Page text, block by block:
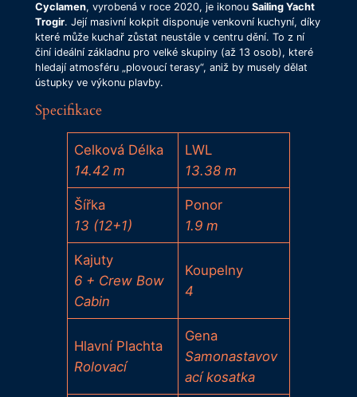
Cyclamen, vyrobená v roce 2020, je ikonou Sailing Yacht
Trogir. Její masivní kokpit disponuje venkovní kuchyní, díky
které může kuchař zůstat neustále v centru dění. To z ní
činí ideální základnu pro velké skupiny (až 13 osob), které
hledají atmosféru „plovoucí terasy“, aniž by musely dělat
ústupky ve výkonu plavby.
Specifikace
Celková Délka
14.42 m
LWL
13.38 m
Šířka
13 (12+1)
Ponor
1.9 m
Kajuty
6 + Crew Bow
Cabin
Koupelny
4
Hlavní Plachta
Rolovací
Gena
Samonastavov
ací kosatka